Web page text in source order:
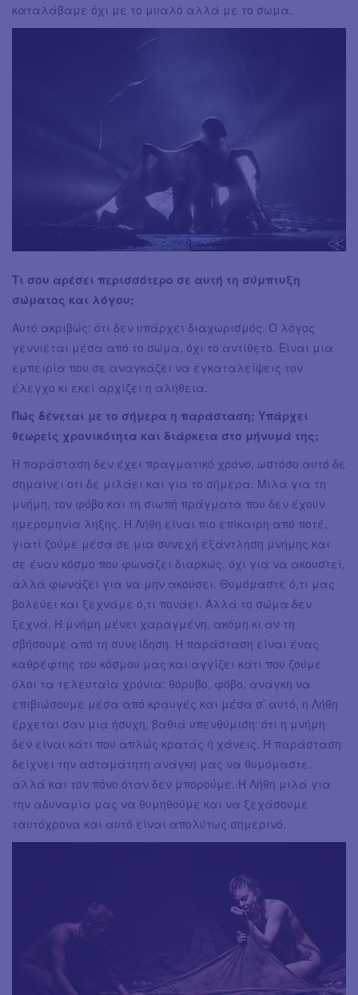
καταλάβαμε όχι με το μυαλό αλλά με το σωμα.
Τι σου αρέσει περισσότερο σε αυτή τη σύμπτυξη
σώματος και λόγου;
Αυτό ακριβώς: ότι δεν υπάρχει διαχωρισμός. Ο λόγος
γεννιέται μέσα από το σώμα, όχι το αντίθετο. Είναι μια
εμπειρία που σε αναγκάζει να εγκαταλείψεις τον
έλεγχο κι εκεί αρχίζει η αλήθεια.
Πώς δένεται με το σήμερα η παράσταση; Υπάρχει
θεωρείς χρονικότητα και διάρκεια στο μήνυμά της;
Η παράσταση δεν έχει πραγματικό χρόνο, ωστόσο αυτό δε
σημαίνει οτι δε μιλάει και για το σήμερα. Μιλά για τη
μνήμη, τον φόβο και τη σιωπή πράγματα που δεν έχουν
ημερομηνία ληξης. Η Λήθη είναι πιο επίκαιρη από ποτέ,
γιατί ζούμε μέσα σε μια συνεχή εξάντληση μνήμης και
σε έναν κόσμο που φωνάζει διαρκώς, όχι για να ακουστεί,
αλλά φωνάζει για να μην ακούσει. Θυμόμαστε ό,τι μας
βολεύει και ξεχνάμε ό,τι πονάει. Αλλά το σώμα δεν
ξεχνά. Η μνήμη μένει χαραγμένη, ακόμη κι αν τη
σβήσουμε από τη συνείδηση. Η παράσταση είναι ένας
καθρέφτης του κόσμου μας και αγγίζει κάτι που ζούμε
όλοι τα τελευταία χρόνια: θόρυβο, φόβο, ανάγκη να
επιβιώσουμε μέσα από κραυγές και μέσα σ’ αυτό, η Λήθη
έρχεται σαν μια ήσυχη, βαθιά υπενθύμιση: ότι η μνήμη
δεν είναι κάτι που απλώς κρατάς ή χάνεις. Η παράσταση
δείχνει την ασταμάτητη ανάγκη μας να θυμόμαστε,
αλλά και τον πόνο όταν δεν μπορούμε. Η Λήθη μιλά για
την αδυναμία μας να θυμηθούμε και να ξεχάσουμε
ταυτόχρονα και αυτό είναι απολύτως σημερινό.